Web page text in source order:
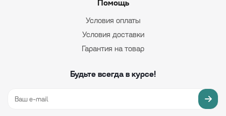
Помощь
Условия оплаты
Условия доставки
Гарантия на товар
Будьте всегда в курсе!